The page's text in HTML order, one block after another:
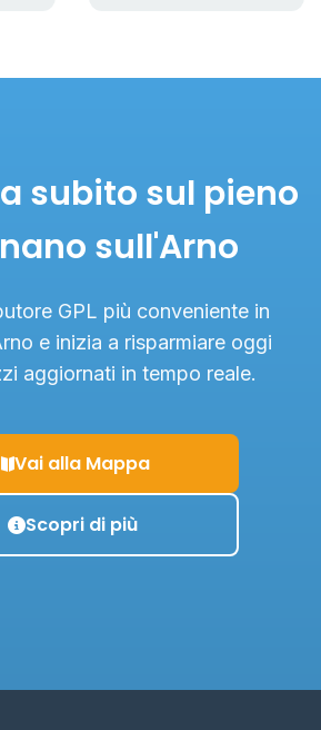
subito sul pieno
sull'Arno
GPL più conveniente in
e inizia a risparmiare oggi
aggiornati in tempo reale.
Vai alla Mappa
Scopri di più